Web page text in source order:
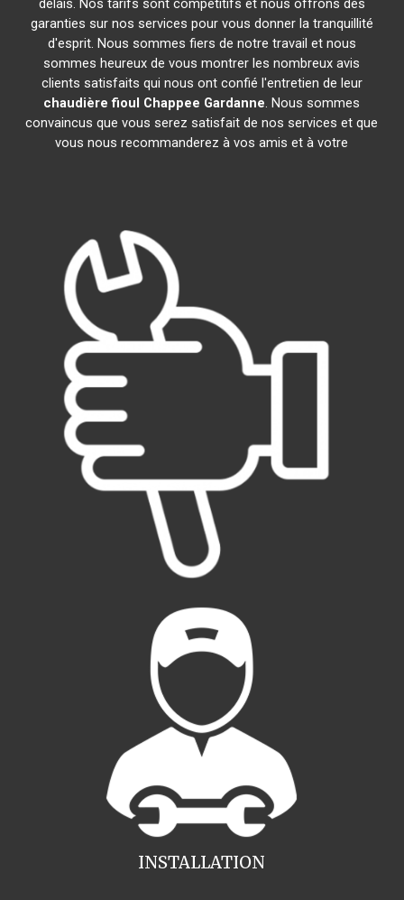
délais. Nos tarifs sont compétitifs et nous offrons des
garanties sur nos services pour vous donner la tranquillité
d'esprit. Nous sommes fiers de notre travail et nous
sommes heureux de vous montrer les nombreux avis
clients satisfaits qui nous ont confié l'entretien de leur
chaudière fioul Chappee Gardanne. Nous sommes
convaincus que vous serez satisfait de nos services et que
vous nous recommanderez à vos amis et à votre
INSTALLATION